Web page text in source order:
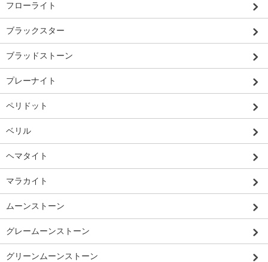
フローライト
ブラックスター
ブラッドストーン
プレーナイト
ペリドット
ベリル
ヘマタイト
マラカイト
ムーンストーン
グレームーンストーン
グリーンムーンストーン